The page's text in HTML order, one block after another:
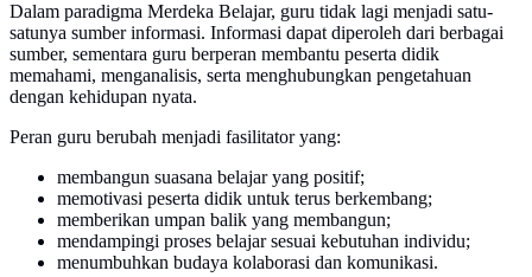
Dalam paradigma Merdeka Belajar, guru tidak lagi menjadi satu-
satunya sumber informasi. Informasi dapat diperoleh dari berbagai
sumber, sementara guru berperan membantu peserta didik
memahami, menganalisis, serta menghubungkan pengetahuan
dengan kehidupan nyata.
Peran guru berubah menjadi fasilitator yang:
membangun suasana belajar yang positif;
memotivasi peserta didik untuk terus berkembang;
memberikan umpan balik yang membangun;
mendampingi proses belajar sesuai kebutuhan individu;
menumbuhkan budaya kolaborasi dan komunikasi.